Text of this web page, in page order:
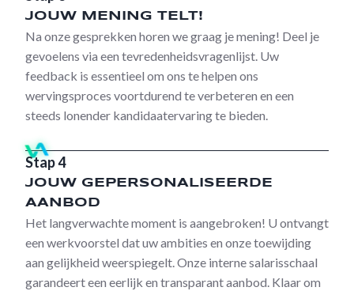
JOUW MENING TELT!
Na onze gesprekken horen we graag je mening! Deel je
gevoelens via een tevredenheidsvragenlijst. Uw
feedback is essentieel om ons te helpen ons
wervingsproces voortdurend te verbeteren en een
steeds lonender kandidaatervaring te bieden.
Stap 4
JOUW GEPERSONALISEERDE
AANBOD
Het langverwachte moment is aangebroken! U ontvangt
een werkvoorstel dat uw ambities en onze toewijding
aan gelijkheid weerspiegelt. Onze interne salarisschaal
garandeert een eerlijk en transparant aanbod. Klaar om